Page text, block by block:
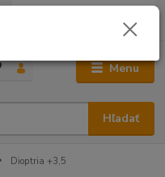
Menu
Hľadať
0,00 €
Dioptria +3,5